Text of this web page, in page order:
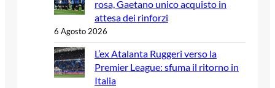
rosa, Gaetano unico acquisto in
attesa dei rinforzi
6 Agosto 2026
L’ex Atalanta Ruggeri verso la
Premier League: sfuma il ritorno in
Italia